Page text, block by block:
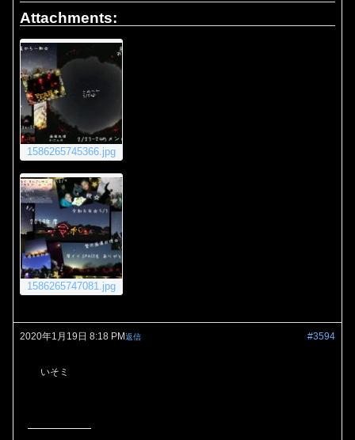
Attachments:
1586265745366.jpg
1586265747081.jpg
2020年1月19日 8:18 PM #3594
返信
いそミ